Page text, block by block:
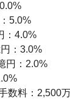
5.0%
：4.0%
：3.0%
円：2.0%
数料：2,500